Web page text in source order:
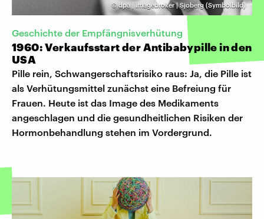
©dpa | imagebroker | Sjoberg (Symbolbild)
Geschichte der Empfängnisverhütung
1960: Verkaufsstart der Antibabypille in den
USA
Pille rein, Schwangerschaftsrisiko raus: Ja, die Pille ist
als Verhütungsmittel zunächst eine Befreiung für
Frauen. Heute ist das Image des Medikaments
angeschlagen und die gesundheitlichen Risiken der
Hormonbehandlung stehen im Vordergrund.